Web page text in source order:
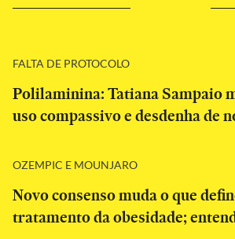
FALTA DE PROTOCOLO
Polilaminina: Tatiana Sampaio
uso compassivo e desdenha de
OZEMPIC E MOUNJARO
Novo consenso muda o que
tratamento da obesidade;